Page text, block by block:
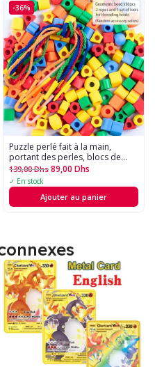
-36%
Puzzle perlé fait à la main,
portant des perles, blocs de
construction, éducation
précoce, forme géométrique,
jouet de bracelet - 50pcs
139,00Dhs 89,00 Dhs
✓ En stock
Ajouter au panier